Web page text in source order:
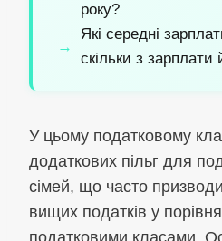
року?
Які середні
скільки з
У цьому податковому
додаткових пільг для
сімей, що часто
вищих податків у
податковими класами.